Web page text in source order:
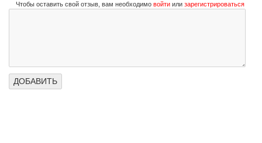
Чтобы оставить свой отзыв, вам необходимо войти или зарегистрироваться